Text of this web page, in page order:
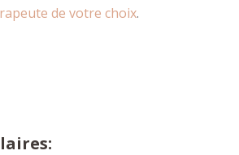
de votre choix.